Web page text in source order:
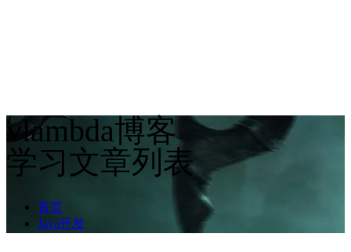
vlambda博客
学习文章列表
首页
Java开发